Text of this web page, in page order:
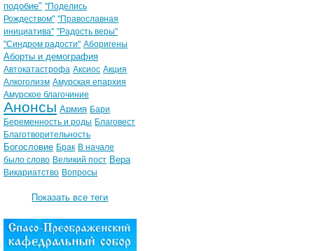
подобие" "Поделись
Рождеством" "Православная
инициатива" "Радость веры"
"Синдром радости" Аборигены
Аборты и демография
Автокатастрофа Аксиос Акция
Алкоголизм Амурская епархия
Амурское благочиние
Анонсы Армия Бари
Беременность и роды Благовест
Благотворительность
Богословие Брак В начале
было слово Великий пост Вера
Викариатство Вопросы
Показать все теги